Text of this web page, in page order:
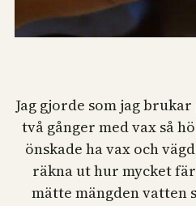
Jag gjorde som jag
två gånger med vax så
önskade ha vax och
räkna ut hur mycket
mätte mängden vatten